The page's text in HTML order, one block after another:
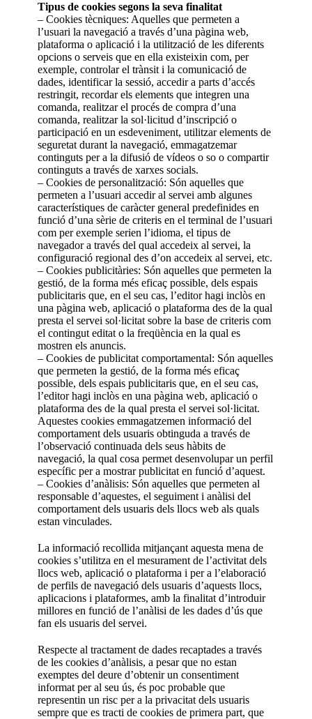
Tipus de cookies segons la seva finalitat
– Cookies tècniques: Aquelles que permeten a
l’usuari la navegació a través d’una pàgina web,
plataforma o aplicació i la utilització de les diferents
opcions o serveis que en ella existeixin com, per
exemple, controlar el trànsit i la comunicació de
dades, identificar la sessió, accedir a parts d’accés
restringit, recordar els elements que integren una
comanda, realitzar el procés de compra d’una
comanda, realitzar la sol·licitud d’inscripció o
participació en un esdeveniment, utilitzar elements de
seguretat durant la navegació, emmagatzemar
continguts per a la difusió de vídeos o so o compartir
continguts a través de xarxes socials.
– Cookies de personalització: Són aquelles que
permeten a l’usuari accedir al servei amb algunes
característiques de caràcter general predefinides en
funció d’una sèrie de criteris en el terminal de l’usuari
com per exemple serien l’idioma, el tipus de
navegador a través del qual accedeix al servei, la
configuració regional des d’on accedeix al servei, etc.
– Cookies publicitàries: Són aquelles que permeten la
gestió, de la forma més eficaç possible, dels espais
publicitaris que, en el seu cas, l’editor hagi inclòs en
una pàgina web, aplicació o plataforma des de la qual
presta el servei sol·licitat sobre la base de criteris com
el contingut editat o la freqüència en la qual es
mostren els anuncis.
– Cookies de publicitat comportamental: Són aquelles
que permeten la gestió, de la forma més eficaç
possible, dels espais publicitaris que, en el seu cas,
l’editor hagi inclòs en una pàgina web, aplicació o
plataforma des de la qual presta el servei sol·licitat.
Aquestes cookies emmagatzemen informació del
comportament dels usuaris obtinguda a través de
l’observació continuada dels seus hàbits de
navegació, la qual cosa permet desenvolupar un perfil
específic per a mostrar publicitat en funció d’aquest.
– Cookies d’anàlisis: Són aquelles que permeten al
responsable d’aquestes, el seguiment i anàlisi del
comportament dels usuaris dels llocs web als quals
estan vinculades.
La informació recollida mitjançant aquesta mena de
cookies s’utilitza en el mesurament de l’activitat dels
llocs web, aplicació o plataforma i per a l’elaboració
de perfils de navegació dels usuaris d’aquests llocs,
aplicacions i plataformes, amb la finalitat d’introduir
millores en funció de l’anàlisi de les dades d’ús que
fan els usuaris del servei.
Respecte al tractament de dades recaptades a través
de les cookies d’anàlisis, a pesar que no estan
exemptes del deure d’obtenir un consentiment
informat per al seu ús, és poc probable que
representin un risc per a la privacitat dels usuaris
sempre que es tracti de cookies de primera part, que